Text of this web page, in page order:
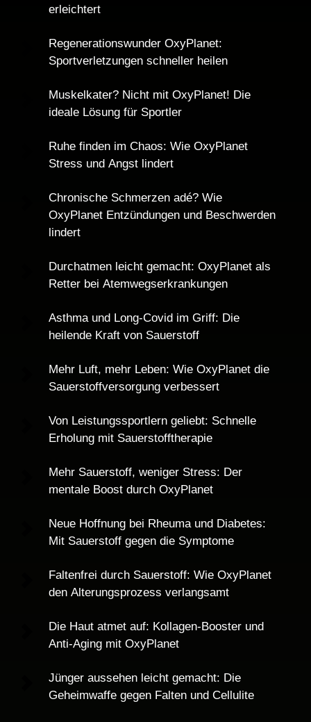
erleichtert
Regenerationswunder OxyPlanet:
Sportverletzungen schneller heilen
Muskelkater? Nicht mit OxyPlanet! Die
ideale Lösung für Sportler
Ruhe finden im Chaos: Wie OxyPlanet
Stress und Angst lindert
Chronische Schmerzen adé? Wie
OxyPlanet Entzündungen und Beschwerden
lindert
Durchatmen leicht gemacht: OxyPlanet als
Retter bei Atemwegserkrankungen
Asthma und Long-Covid im Griff: Die
heilende Kraft von Sauerstoff
Mehr Luft, mehr Leben: Wie OxyPlanet die
Sauerstoffversorgung verbessert
Von Leistungssportlern geliebt: Schnelle
Erholung mit Sauerstofftherapie
Mehr Sauerstoff, weniger Stress: Der
mentale Boost durch OxyPlanet
Neue Hoffnung bei Rheuma und Diabetes:
Mit Sauerstoff gegen die Symptome
Faltenfrei durch Sauerstoff: Wie OxyPlanet
den Alterungsprozess verlangsamt
Die Haut atmet auf: Kollagen-Booster und
Anti-Aging mit OxyPlanet
Jünger aussehen leicht gemacht: Die
Geheimwaffe gegen Falten und Cellulite